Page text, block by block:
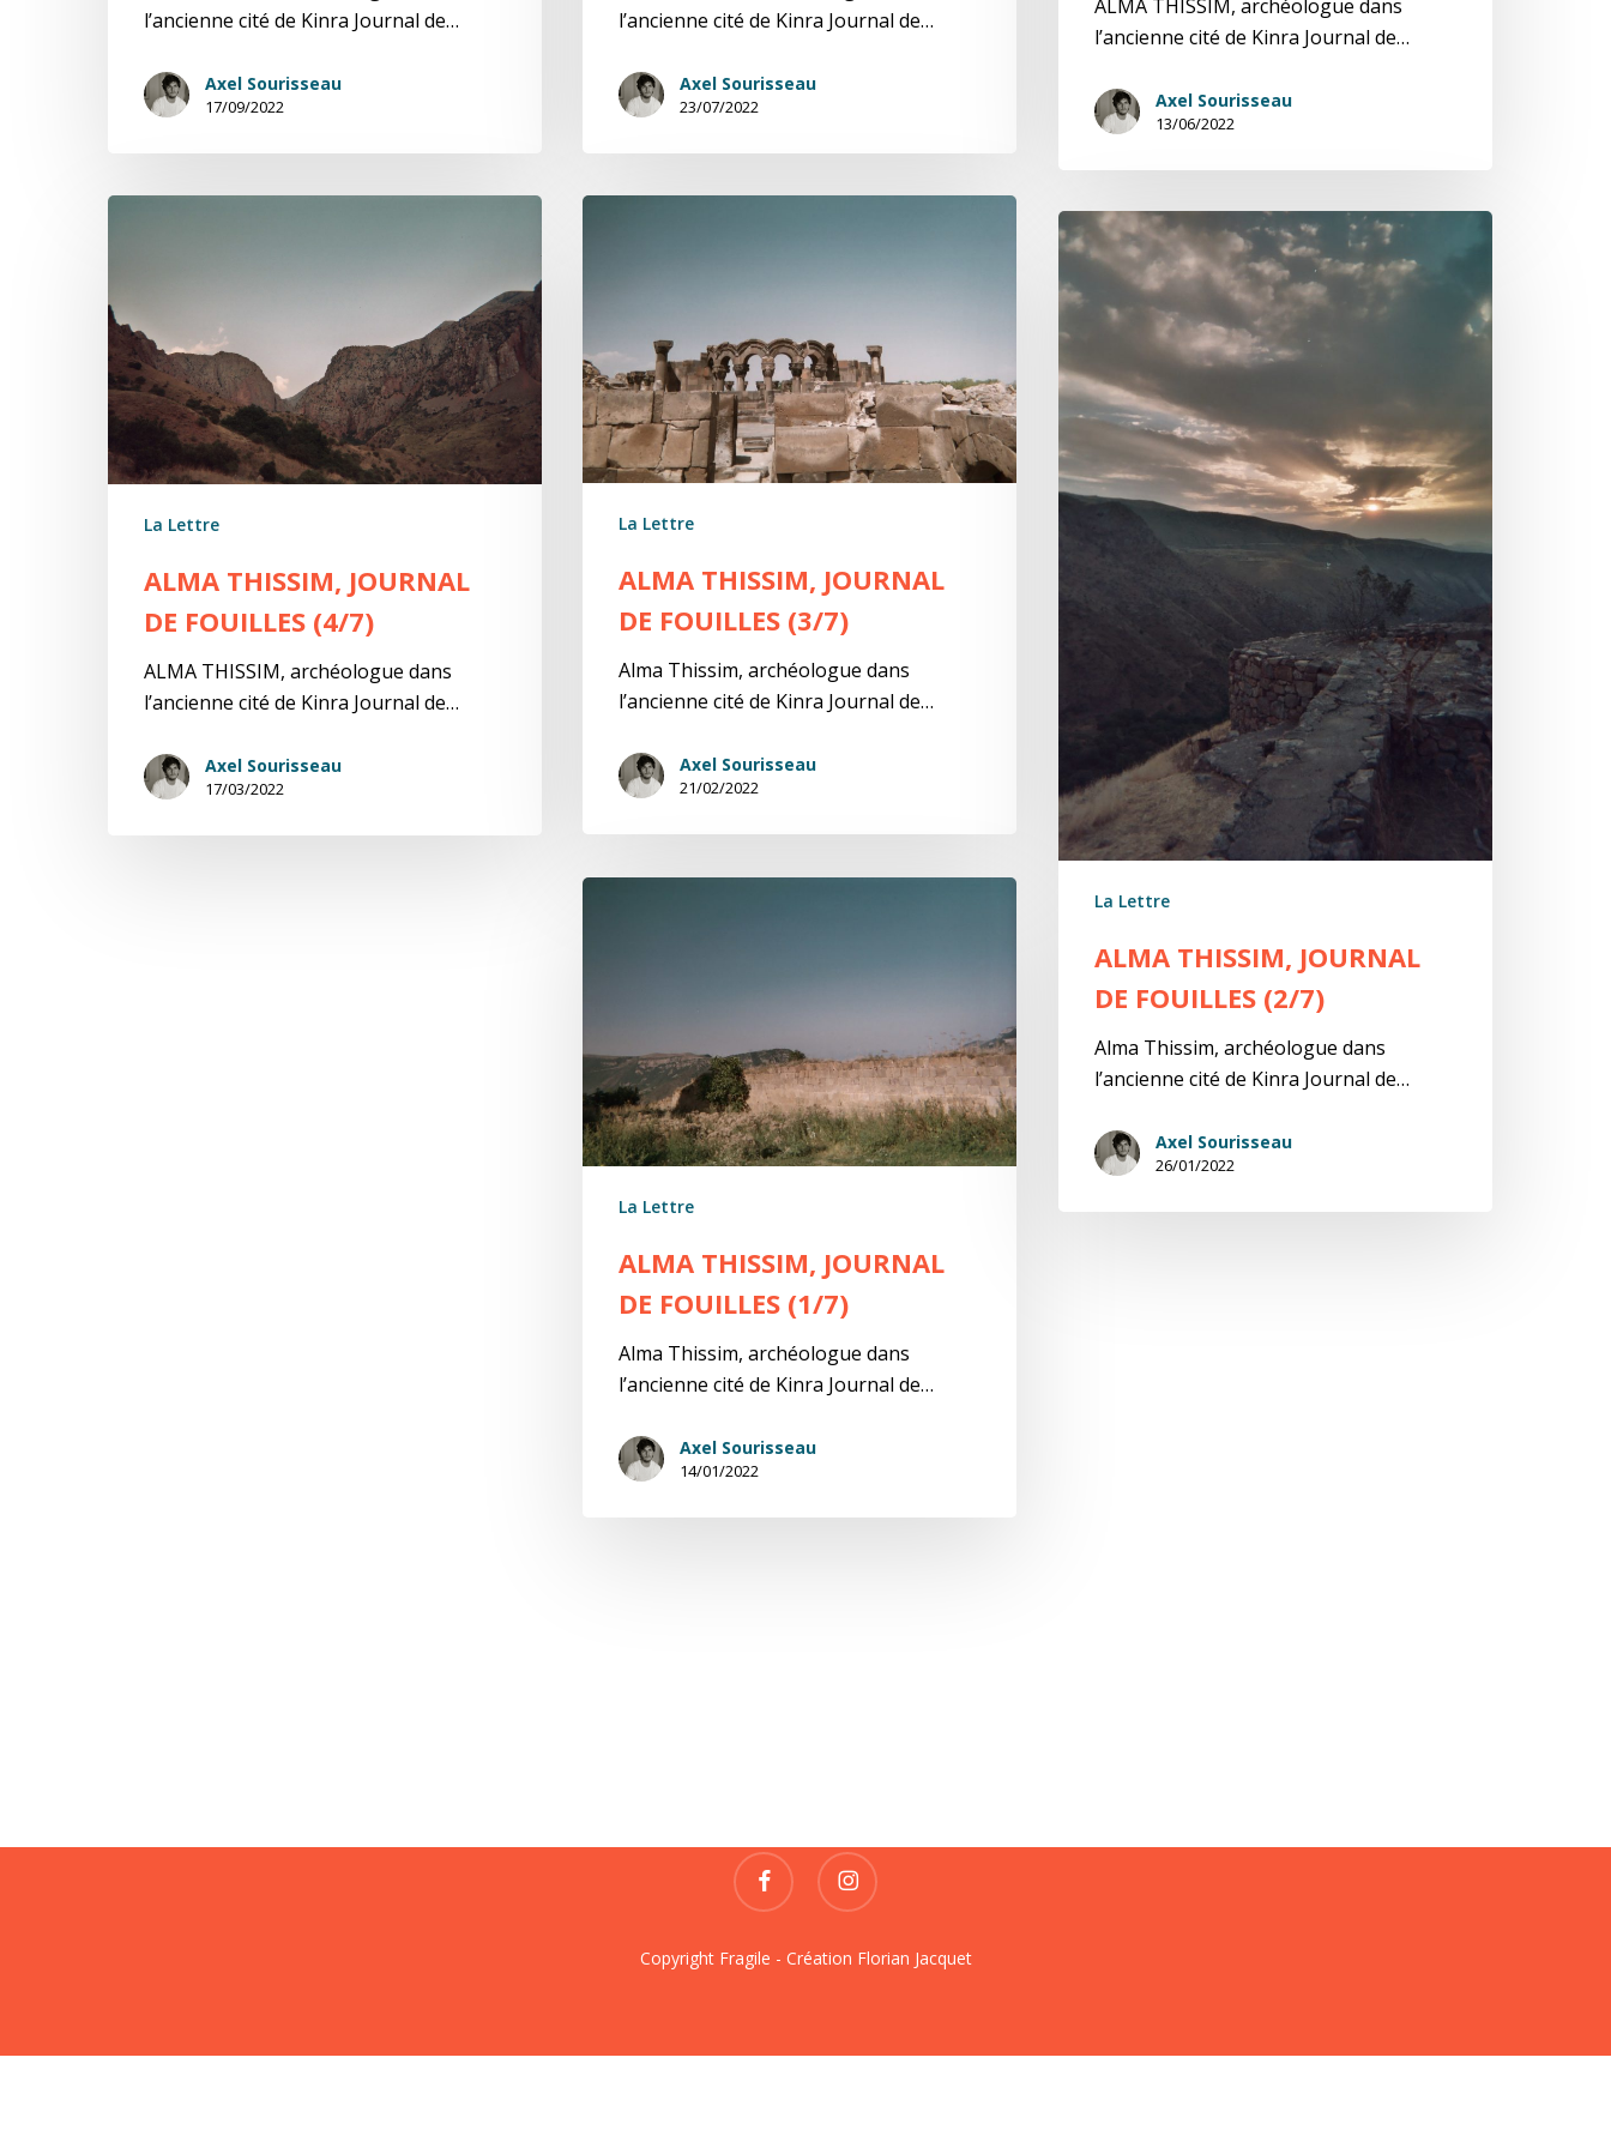
l’ancienne cité de Kinra Journal de…
Axel Sourisseau
17/09/2022
l’ancienne cité de Kinra Journal de…
Axel Sourisseau
23/07/2022
ALMA THISSIM, archéologue dans
l’ancienne cité de Kinra Journal de…
Axel Sourisseau
13/06/2022
Alma
de
fouilles
(4/7)
La Lettre
ALMA THISSIM, JOURNAL
DE FOUILLES (4/7)
ALMA THISSIM, archéologue dans
l’ancienne cité de Kinra Journal de…
Axel Sourisseau
17/03/2022
Alma
(3/7)
La Lettre
ALMA THISSIM, JOURNAL
DE FOUILLES (3/7)
Alma Thissim, archéologue dans
l’ancienne cité de Kinra Journal de…
Axel Sourisseau
21/02/2022
Alma
Thissim,
Journal
(2/7)
La Lettre
ALMA THISSIM, JOURNAL
DE FOUILLES (2/7)
Alma Thissim, archéologue dans
l’ancienne cité de Kinra Journal de…
Axel Sourisseau
26/01/2022
Alma
La Lettre
ALMA THISSIM, JOURNAL
DE FOUILLES (1/7)
Alma Thissim, archéologue dans
l’ancienne cité de Kinra Journal de…
Axel Sourisseau
14/01/2022
facebook instagram
Copyright Fragile - Création Florian Jacquet